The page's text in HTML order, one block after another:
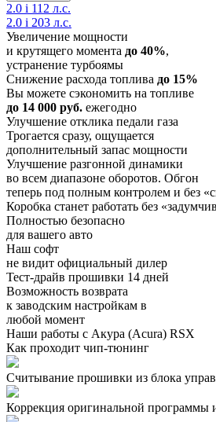
2.0 i 112 л.с.
2.0 i 203 л.с.
Увеличение мощности
и крутящего момента до 40%,
устранение турбоямы
Снижение расхода топлива до 15%
Вы можете сэкономить на топливе
до 14 000 руб. ежегодно
Улучшение отклика педали газа
Трогается сразу, ощущается
дополнительный запас мощности
Улучшение разгонной динамики
во всем диапазоне оборотов. Обгон
теперь под полным контролем и без
Коробка станет работать без
Полностью безопасно
для вашего авто
Наш софт
не видит официальный дилер
Тест-драйв прошивки 14 дней
Возможность возврата
к заводским настройкам в
любой момент
Наши работы с Акура (Acura) RSX
Как проходит чип-тюнинг
Считывание прошивки из блока
Коррекция оригинальной программы